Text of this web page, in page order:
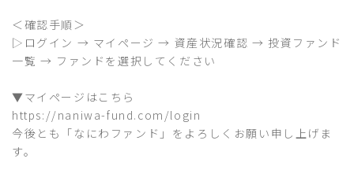
＜確認手順＞
▷ログイン → マイページ → 資産状況確認 → 投資ファンド
一覧 → ファンドを選択してください
▼マイページはこちら
https://naniwa-fund.com/login
今後とも「なにわファンド」をよろしくお願い申し上げま
す。